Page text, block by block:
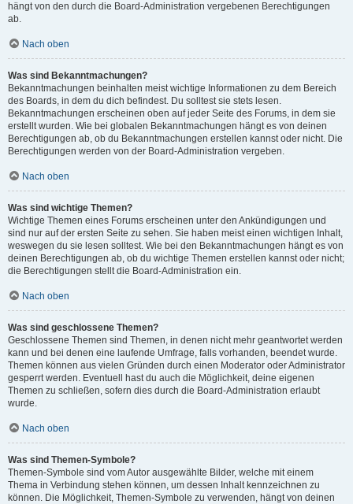
hängt von den durch die Board-Administration vergebenen Berechtigungen
ab.
Nach oben
Was sind Bekanntmachungen?
Bekanntmachungen beinhalten meist wichtige Informationen zu dem Bereich
des Boards, in dem du dich befindest. Du solltest sie stets lesen.
Bekanntmachungen erscheinen oben auf jeder Seite des Forums, in dem sie
erstellt wurden. Wie bei globalen Bekanntmachungen hängt es von deinen
Berechtigungen ab, ob du Bekanntmachungen erstellen kannst oder nicht. Die
Berechtigungen werden von der Board-Administration vergeben.
Nach oben
Was sind wichtige Themen?
Wichtige Themen eines Forums erscheinen unter den Ankündigungen und
sind nur auf der ersten Seite zu sehen. Sie haben meist einen wichtigen Inhalt,
weswegen du sie lesen solltest. Wie bei den Bekanntmachungen hängt es von
deinen Berechtigungen ab, ob du wichtige Themen erstellen kannst oder nicht;
die Berechtigungen stellt die Board-Administration ein.
Nach oben
Was sind geschlossene Themen?
Geschlossene Themen sind Themen, in denen nicht mehr geantwortet werden
kann und bei denen eine laufende Umfrage, falls vorhanden, beendet wurde.
Themen können aus vielen Gründen durch einen Moderator oder Administrator
gesperrt werden. Eventuell hast du auch die Möglichkeit, deine eigenen
Themen zu schließen, sofern dies durch die Board-Administration erlaubt
wurde.
Nach oben
Was sind Themen-Symbole?
Themen-Symbole sind vom Autor ausgewählte Bilder, welche mit einem
Thema in Verbindung stehen können, um dessen Inhalt kennzeichnen zu
können. Die Möglichkeit, Themen-Symbole zu verwenden, hängt von deinen